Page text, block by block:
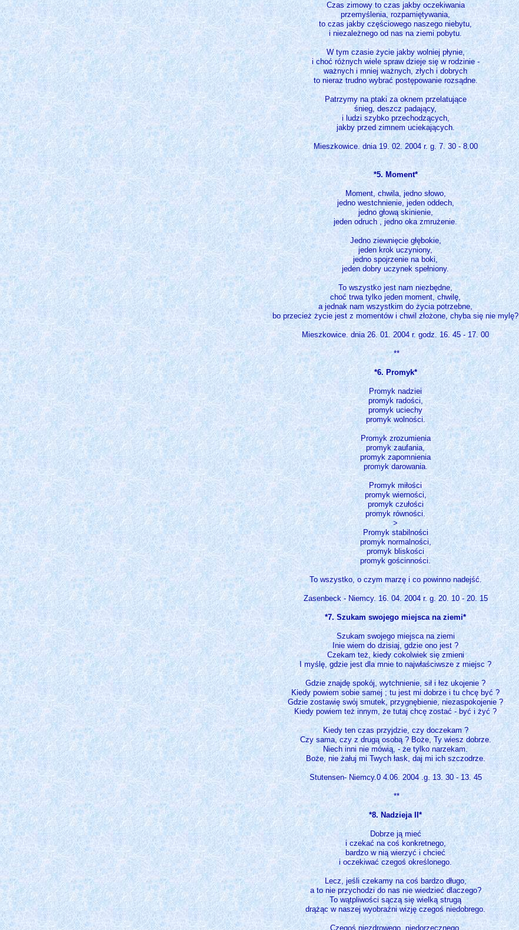
Czas zimowy to czas jakby oczekiwania
przemyślenia, rozpamiętywania,
to czas jakby częściowego naszego niebytu,
i niezależnego od nas na ziemi pobytu.
W tym czasie życie jakby wolniej płynie,
i choć różnych wiele spraw dzieje się w rodzinie -
ważnych i mniej ważnych, złych i dobrych
to nieraz trudno wybrać postępowanie rozsądne.
Patrzymy na ptaki za oknem przelatujące
śnieg, deszcz padający,
i ludzi szybko przechodzących,
jakby przed zimnem uciekających.
Mieszkowice. dnia 19. 02. 2004 r. g. 7. 30 - 8.00
*5. Moment*
Moment, chwila, jedno słowo,
jedno westchnienie, jeden oddech,
jedno głową skinienie,
jeden odruch , jedno oka zmrużenie.
Jedno ziewnięcie głębokie,
jeden krok uczyniony,
jedno spojrzenie na boki,
jeden dobry uczynek spełniony.
To wszystko jest nam niezbędne,
choć trwa tylko jeden moment, chwilę,
a jednak nam wszystkim do życia potrzebne,
bo przecież życie jest z momentów i chwil złożone, chyba się nie mylę?
Mieszkowice. dnia 26. 01. 2004 r. godz. 16. 45 - 17. 00
**
*6. Promyk*
Promyk nadziei
promyk radości,
promyk uciechy
promyk wolności.
Promyk zrozumienia
promyk zaufania,
promyk zapomnienia
promyk darowania.
Promyk miłości
promyk wierności,
promyk czułości
promyk równości.
>
Promyk stabilności
promyk normalności,
promyk bliskości
promyk gościnności.
To wszystko, o czym marzę i co powinno nadejść.
Zasenbeck - Niemcy. 16. 04. 2004 r. g. 20. 10 - 20. 15
*7. Szukam swojego miejsca na ziemi*
Szukam swojego miejsca na ziemi
Inie wiem do dzisiaj, gdzie ono jest ?
Czekam też, kiedy cokolwiek się zmieni
I myślę, gdzie jest dla mnie to najwłaściwsze z miejsc ?
Gdzie znajdę spokój, wytchnienie, sił i łez ukojenie ?
Kiedy powiem sobie samej ; tu jest mi dobrze i tu chcę być ?
Gdzie zostawię swój smutek, przygnębienie, niezaspokojenie ?
Kiedy powiem też innym, że tutaj chcę zostać - być i żyć ?
Kiedy ten czas przyjdzie, czy doczekam ?
Czy sama, czy z drugą osobą ? Boże, Ty wiesz dobrze.
Niech inni nie mówią, - że tylko narzekam.
Boże, nie żałuj mi Twych łask, daj mi ich szczodrze.
Stutensen- Niemcy.0 4.06. 2004 .g. 13. 30 - 13. 45
**
*8. Nadzieja II*
Dobrze ją mieć
i czekać na coś konkretnego,
bardzo w nią wierzyć i chcieć
i oczekiwać czegoś określonego.
Lecz, jeśli czekamy na coś bardzo długo,
a to nie przychodzi do nas nie wiedzieć dlaczego?
To wątpliwości sączą się wielką strugą
drążąc w naszej wyobraźni wizję czegoś niedobrego.
Czegoś niezdrowego, niedorzecznego,